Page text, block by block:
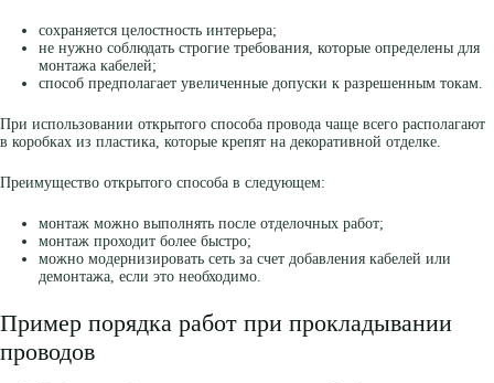
сохраняется целостность интерьера;
не нужно соблюдать строгие требования, которые определены для
монтажа кабелей;
способ предполагает увеличенные допуски к разрешенным токам.
При использовании открытого способа провода чаще всего располагают
в коробках из пластика, которые крепят на декоративной отделке.
Преимущество открытого способа в следующем:
монтаж можно выполнять после отделочных работ;
монтаж проходит более быстро;
можно модернизировать сеть за счет добавления кабелей или
демонтажа, если это необходимо.
Пример порядка работ при прокладывании
проводов